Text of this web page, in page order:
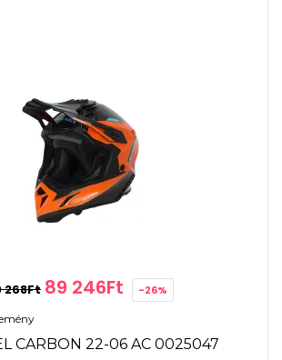
268Ft 89 246Ft -26%
CARBON 22-06 AC 0025047